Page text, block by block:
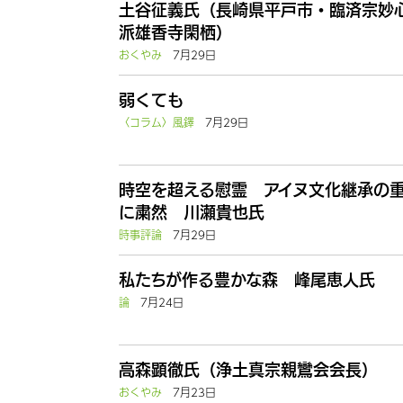
土谷征義氏（長崎県平戸市・臨済宗妙
派雄香寺閑栖）
おくやみ
7月29日
弱くても
〈コラム〉風鐸
7月29日
時空を超える慰霊 アイヌ文化継承の
に粛然 川瀬貴也氏
時事評論
7月29日
私たちが作る豊かな森 峰尾恵人氏
論
7月24日
高森顕徹氏（浄土真宗親鸞会会長）
おくやみ
7月23日